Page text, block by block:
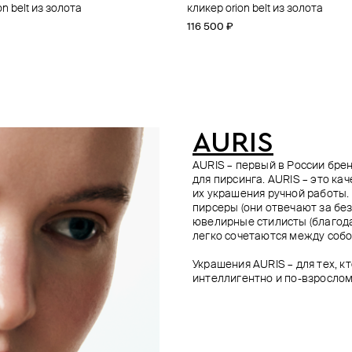
belt из золота
кликер orion belt из золота
116 500 ₽
пупка из золота loraine
топ для пирсинга из золота
22 500 ₽
из золота ampir armour
топ для пирсинга из золота
16 700 ₽
из золота astra
топ для пирсинга из золота
35 100 ₽
AURIS
AURIS – первый в России
для пирсинга. AURIS – это
их украшения ручной
пирсеры (они отвечают за
ювелирные стилисты
легко сочетаются между
Украшения AURIS – для тех,
интеллигентно и по-